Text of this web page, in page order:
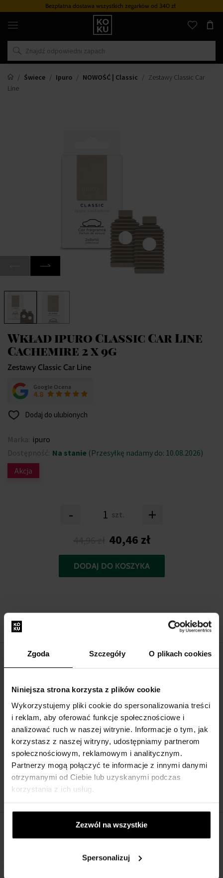
Zgoda Szczegóły O plikach cookies
Niniejsza strona korzysta z plików cookie
Wykorzystujemy pliki cookie do spersonalizowania treści
i reklam, aby oferować funkcje społecznościowe i
analizować ruch w naszej witrynie. Informacje o tym, jak
korzystasz z naszej witryny, udostępniamy partnerom
społecznościowym, reklamowym i analitycznym.
Partnerzy mogą połączyć te informacje z innymi danymi
otrzymanymi od Ciebie lub uzyskanymi podczas
korzystania z ich usług.
Zezwól na wszystkie
Spersonalizuj
Bezpłatna dostawa wszystkich zegarkówod 340 zł
Oryginalne
perfumy
zegarki
w
miejscu
Świece
Ipuro NOWOŚĆ | Classic
Zestawy Classic Car
Line
Wkład ipuro Classic Car Line
Cachemire 2 x 9g
Zestawy Classic Car Line
Google Ocena
4.8
Dodaj do ulubionych
Marka: ipuro
Dostępność: Na stanie (Przesyłkę nadamy do: 10.08.2026)
Akcja
- szt. +
40,46 zł
DODAJ DO KOSZYKA
OPIS
O MARCE
Nasz wybór skrojony na miarę
O FIRMIE